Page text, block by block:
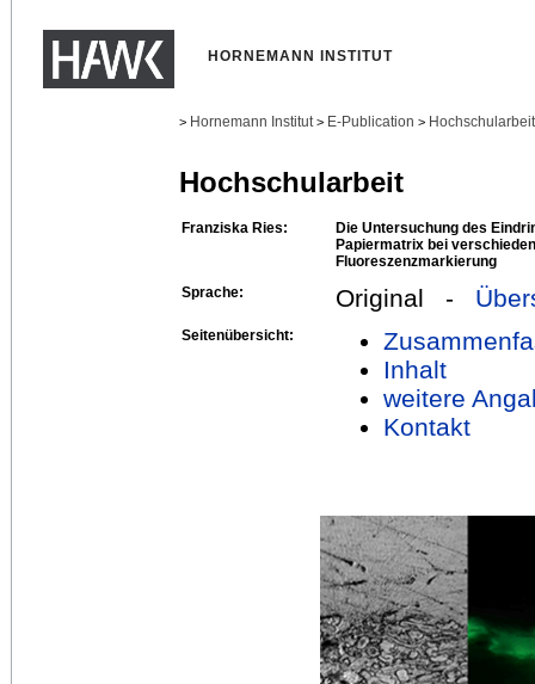
HORNEMANN INSTITUT
> Hornemann Institut > E-Publication >
Hochschularbeit
Franziska Ries:
Die Untersuchung des
Papiermatrix bei
Fluoreszenzmarkierung
Sprache:
Original -
Seitenübersicht:
Inhalt
weitere
Kontakt